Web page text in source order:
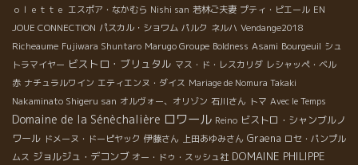
ｏｌｅｔｔｅ エスポア・なかむら Nishi san 若林ご夫妻 プティ・ピエール EN
JOUE CONNECTION パスカル・ショワム パルク ネルハ Vendange2018
Richeaume Fujiwara Shuntaro Marugo Groupe Boldness Asami Bourgeuil シュ
トラマイヤー ビストロ・ブリュタル マス・ド・レスカリダ レシャッペ・ベル
赤 ナチュラルワイン エティエンヌ・ダイス Mariage de Nomura Takaki
Nakaminato Shigeru san オルヴォー、オリゾン 石川さん トマ Avec le Temps
Domaine de la Sénèchalière ロワール Reino ビストロ・シャンブルノ
ワール ドメーヌ・ドーピヤック 伊藤さん 上田あゆみさん Graena ロセ・パンプル
ムス ジョルジュ・デコンブ オー・ドゥ・スッシュ社 DOMAINE PHILIPPE